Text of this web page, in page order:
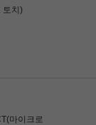
토치)
마이크로